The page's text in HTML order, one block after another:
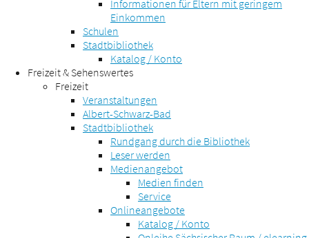
Informationen für Eltern mit geringem
Einkommen
Schulen
Stadtbibliothek
Katalog / Konto
Freizeit & Sehenswertes
Freizeit
Veranstaltungen
Albert-Schwarz-Bad
Stadtbibliothek
Rundgang durch die Bibliothek
Leser werden
Medienangebot
Medien finden
Service
Onlineangebote
Katalog / Konto